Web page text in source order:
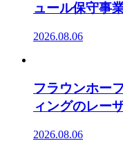
ュール保守事
2026.08.06
フラウンホー
ィングのレー
2026.08.06